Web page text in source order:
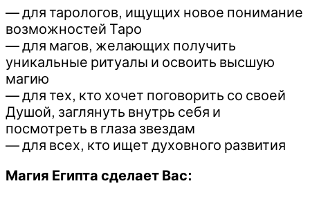
— для тарологов, ищущих новое понимание
возможностей Таро
— для магов, желающих получить
уникальные ритуалы и освоить высшую
магию
— для тех, кто хочет поговорить со своей
Душой, заглянуть внутрь себя и
посмотреть в глаза звездам
— для всех, кто ищет духовного развития
Магия Египта сделает Вас: